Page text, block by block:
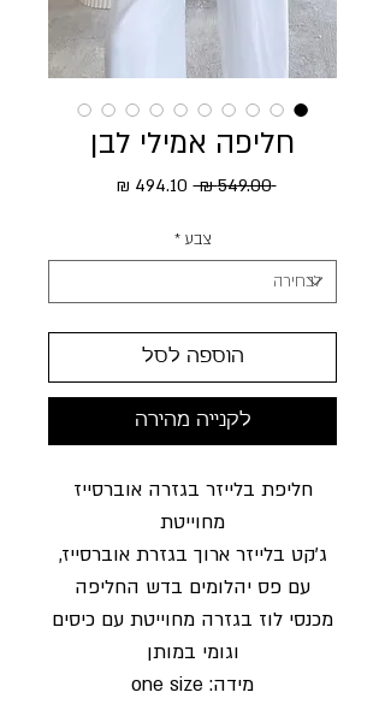
חליפה אמילי לבן
‏549.00 ‏₪ מחיר רגיל
צבע *
הוספה לסל
לקנייה מהירה
חליפת בלייזר בגזרה אוברסייז
מחוייטת
ג׳קט בלייזר ארוך בגזרת אוברסייז,
עם פס יהלומים בדש החליפה
מכנסי לוז בגזרה מחוייטת עם כיסים
וגומי במותן
מידה: one size